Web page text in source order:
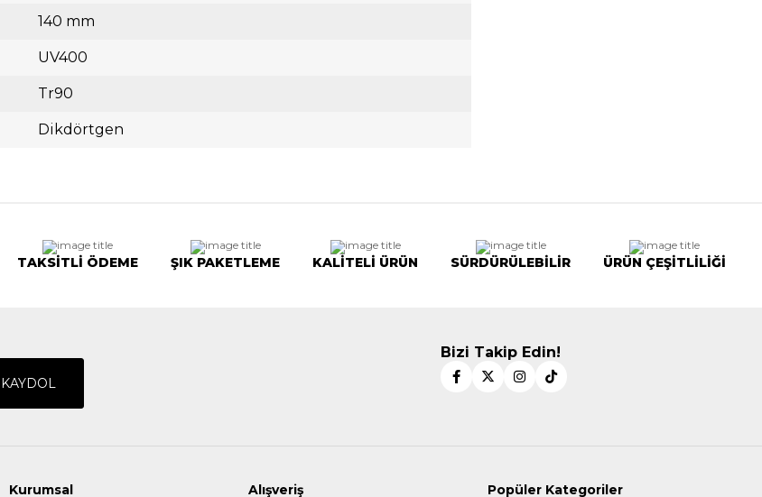
140 mm
UV400
Tr90
Dikdörtgen
TAKSİTLİ ÖDEME ŞIK PAKETLEME KALİTELİ ÜRÜN SÜRDÜRÜLEBİLİR ÜRÜN ÇEŞİTLİLİĞİ
KAYDOL
Bizi Takip Edin!
Kurumsal Alışveriş Popüler Kategoriler